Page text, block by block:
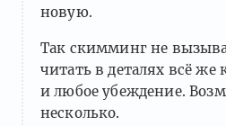
новую.
Так скимминг не
читать в деталях всё
и любое убеждение.
несколько.